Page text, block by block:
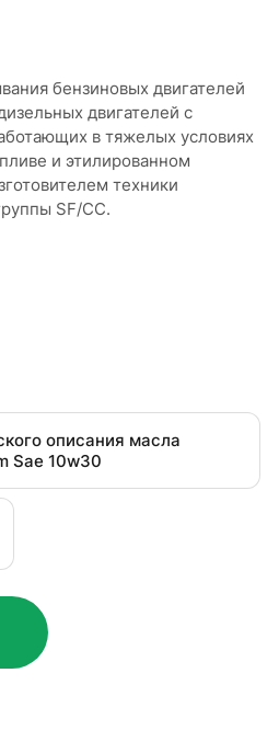
бензиновых двигателей
двигателей с
в тяжелых условиях
и этилированном
техники
SF/CC.
описания масла
Sae 10w30